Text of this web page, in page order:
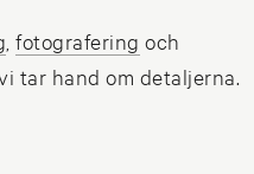
fotografering och
tar hand om detaljerna.